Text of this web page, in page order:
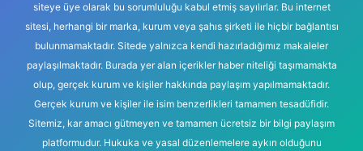
siteye üye olarak bu sorumluluğu kabul etmiş sayılırlar. Bu internet
sitesi, herhangi bir marka, kurum veya şahıs şirketi ile hiçbir bağlantısı
bulunmamaktadır. Sitede yalnızca kendi hazırladığımız makaleler
paylaşılmaktadır. Burada yer alan içerikler haber niteliği taşımamakta
olup, gerçek kurum ve kişiler hakkında paylaşım yapılmamaktadır.
Gerçek kurum ve kişiler ile isim benzerlikleri tamamen tesadüfidir.
Sitemiz, kar amacı gütmeyen ve tamamen ücretsiz bir bilgi paylaşım
platformudur. Hukuka ve yasal düzenlemelere aykırı olduğunu